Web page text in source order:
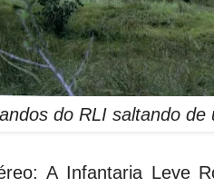
do RLI saltando
A Infantaria Leve